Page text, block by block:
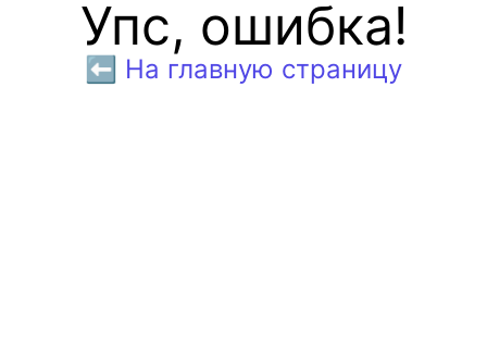
Упс, ошибка!
⬅️ На главную страницу